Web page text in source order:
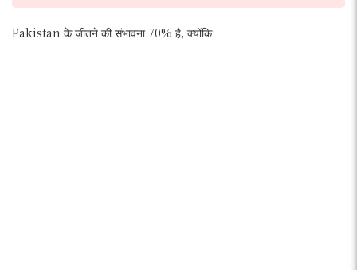
Pakistan के जीतने की संभावना 70% है, क्योंकि: